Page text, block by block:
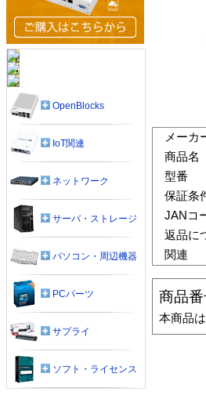
メーカ
商品名
型番
保証条
JANコ
返品に
関連
商品
本商品
OpenBlocks
IoT関連
ネットワーク
サーバ・ストレージ
パソコン・周辺機器
PCパーツ
サプライ
ソフト・ライセンス